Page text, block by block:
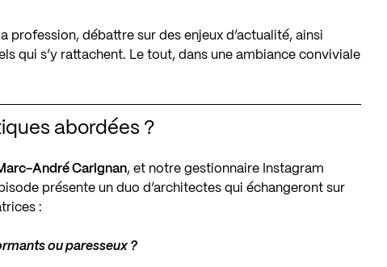
profession, débattre sur des enjeux d’actualité, ainsi
qui s’y rattachent. Le tout, dans une ambiance conviviale
abordées ?
André Carignan, et notre gestionnaire Instagram
présente un duo d’architectes qui échangeront sur
:
ou paresseux ?